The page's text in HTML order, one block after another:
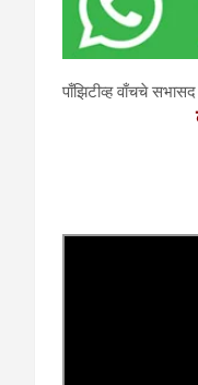
पाँझिटीव्ह वाँचचे